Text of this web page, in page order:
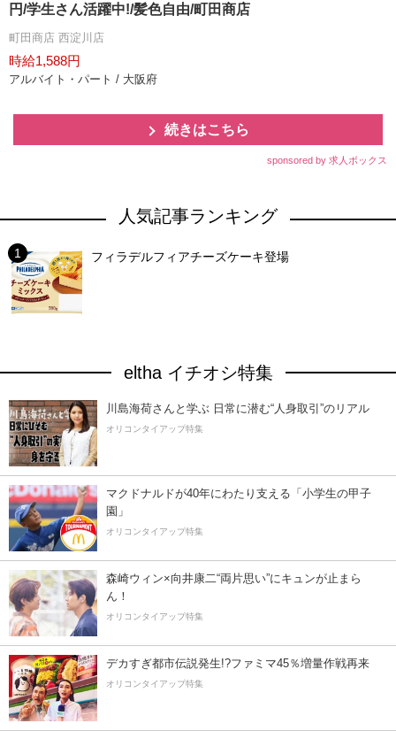
円/学生さん活躍中!/髪色自由/町田商店
町田商店 西淀川店
時給1,588円
アルバイト・パート / 大阪府
続きはこちら
sponsored by 求人ボックス
人気記事ランキング
フィラデルフィアチーズケーキ登場
eltha イチオシ特集
川島海荷さんと学ぶ 日常に潜む“人身取引”のリアル
オリコンタイアップ特集
マクドナルドが40年にわたり支える「小学生の甲子
園」
オリコンタイアップ特集
森崎ウィン×向井康二“両片思い”にキュンが止まら
ん！
オリコンタイアップ特集
デカすぎ都市伝説発生!?ファミマ45％増量作戦再来
オリコンタイアップ特集